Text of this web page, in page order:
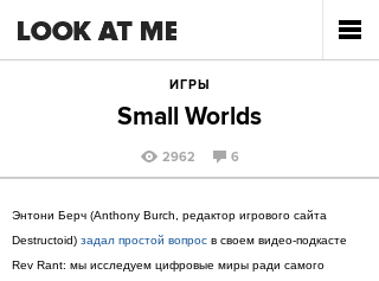
ИГРЫ
Small Worlds
2962 6
Энтони Берч (Anthony Burch, редактор игрового сайта
Destructoid) задал простой вопрос в своем видео-подкасте
Rev Rant: мы исследуем цифровые миры ради самого